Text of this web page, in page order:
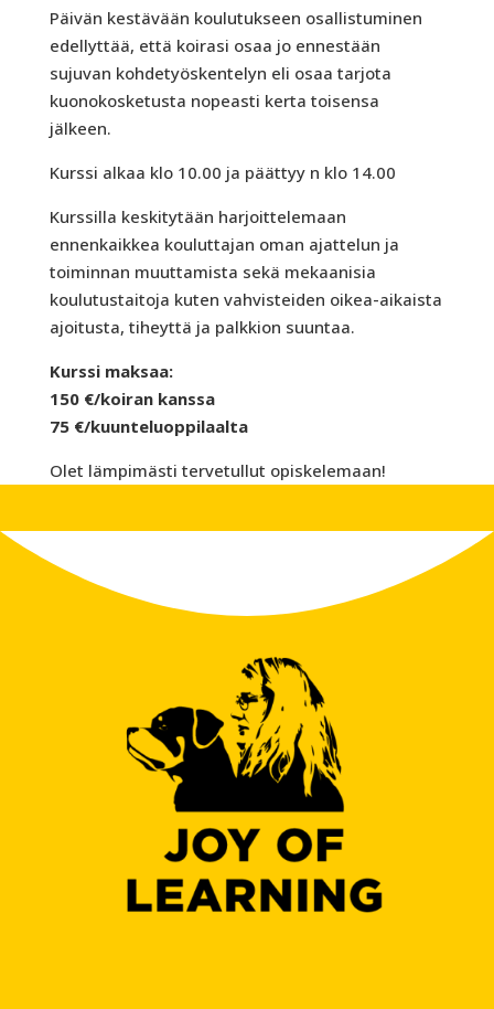
Päivän kestävään koulutukseen osallistuminen
edellyttää, että koirasi osaa jo ennestään
sujuvan kohdetyöskentelyn eli osaa tarjota
kuonokosketusta nopeasti kerta toisensa
jälkeen.
Kurssi alkaa klo 10.00 ja päättyy n klo 14.00
Kurssilla keskitytään harjoittelemaan
ennenkaikkea kouluttajan oman ajattelun ja
toiminnan muuttamista sekä mekaanisia
koulutustaitoja kuten vahvisteiden oikea-aikaista
ajoitusta, tiheyttä ja palkkion suuntaa.
Kurssi maksaa:
150 €/koiran kanssa
75 €/kuunteluoppilaalta
Olet lämpimästi tervetullut opiskelemaan!